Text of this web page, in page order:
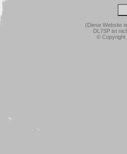
(Diese Website
DL7SP ist
© Copyright